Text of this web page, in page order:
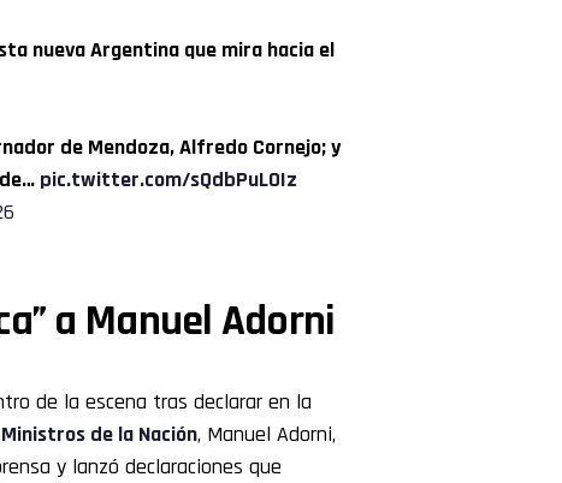
nueva Argentina que mira hacia el
de Mendoza, Alfredo Cornejo; y
pic.twitter.com/sQdbPuLOIz
a Manuel Adorni
de la escena tras declarar en la
de la Nación, Manuel Adorni,
y lanzó declaraciones que